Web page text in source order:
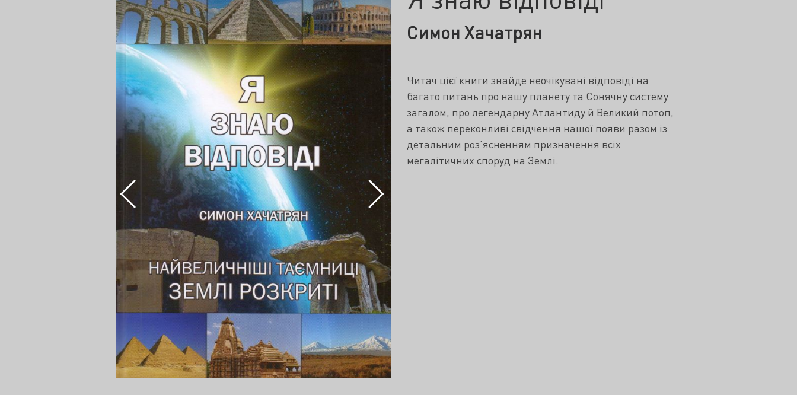
Симон Хачатрян
Читач цієї книги знайде неочікувані відповіді на
багато питань про нашу планету та Сонячну систему
загалом, про легендарну Атлантиду й Великий потоп,
а також переконливі свідчення нашої появи разом із
детальним роз’ясненням призначення всіх
мегалітичних споруд на Землі.